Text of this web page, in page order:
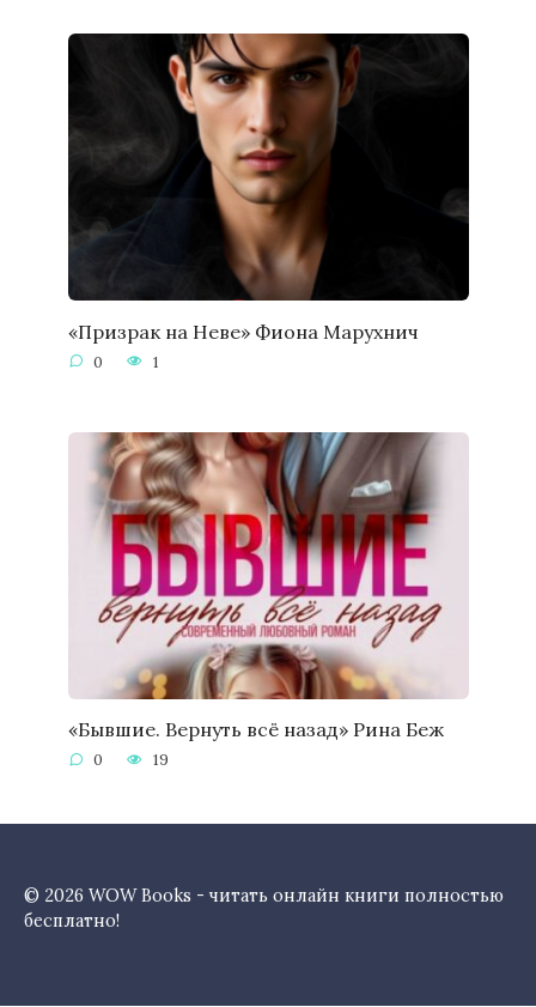
«Призрак на Неве» Фиона Марухнич
0 1
«Бывшие. Вернуть всё назад» Рина Беж
0 19
© 2026 WOW Books - читать онлайн книги полностью
бесплатно!